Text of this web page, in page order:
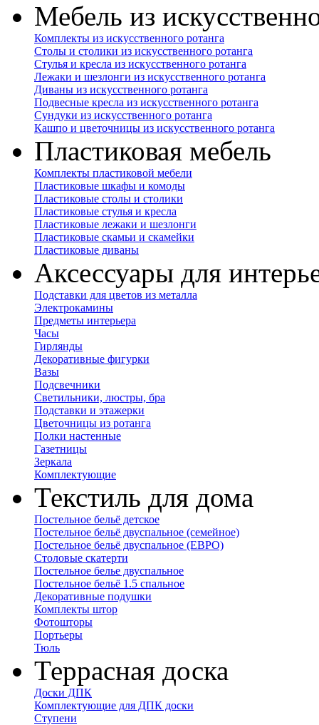
Мебель из
Комплекты из искусственного ротанга
Столы и столики из искусственного ротанга
Стулья и кресла из искусственного ротанга
Лежаки и шезлонги из искусственного ротанга
Диваны из искусственного ротанга
Подвесные кресла из искусственного ротанга
Сундуки из искусственного ротанга
Кашпо и цветочницы из искусственного ротанга
Пластиковая мебель
Комплекты пластиковой мебели
Пластиковые шкафы и комоды
Пластиковые столы и столики
Пластиковые стулья и кресла
Пластиковые лежаки и шезлонги
Пластиковые скамьи и скамейки
Пластиковые диваны
Аксессуары для
Подставки для цветов из металла
Электрокамины
Предметы интерьера
Часы
Гирлянды
Декоративные фигурки
Вазы
Подсвечники
Светильники, люстры, бра
Подставки и этажерки
Цветочницы из ротанга
Полки настенные
Газетницы
Зеркала
Комплектующие
Текстиль для дома
Постельное бельё детское
Постельное бельё двуспальное (семейное)
Постельное бельё двуспальное (ЕВРО)
Столовые скатерти
Постельное белье двуспальное
Постельное бельё 1.5 спальное
Декоративные подушки
Комплекты штор
Фотошторы
Портьеры
Тюль
Террасная доска
Доски ДПК
Комплектующие для ДПК доски
Ступени